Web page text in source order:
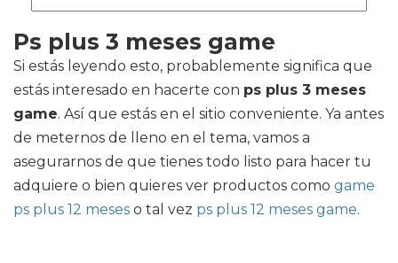
Ps plus 3 meses game
Si estás leyendo esto, probablemente significa que
estás interesado en hacerte con ps plus 3 meses
game. Así que estás en el sitio conveniente. Ya antes
de meternos de lleno en el tema, vamos a
asegurarnos de que tienes todo listo para hacer tu
adquiere o bien quieres ver productos como game
ps plus 12 meses o tal vez ps plus 12 meses game.